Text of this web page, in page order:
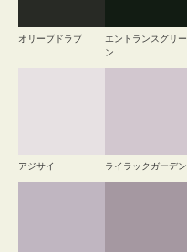
オリーブドラブ
エントランスグリー
ン
アジサイ ライラックガーデン